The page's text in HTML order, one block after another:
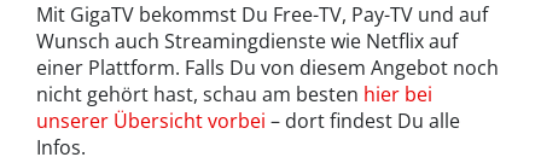
Mit GigaTV bekommst Du Free-TV, Pay-TV und auf
Wunsch auch Streamingdienste wie Netflix auf
einer Plattform. Falls Du von diesem Angebot noch
nicht gehört hast, schau am besten hier bei
unserer Übersicht vorbei – dort findest Du alle
Infos.